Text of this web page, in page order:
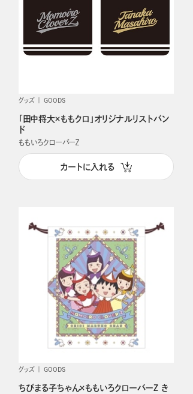
グッズ GOODS
「田中将大×ももクロ」オリジナルリストバン
ド
ももいろクローバーＺ
カートに入れる
グッズ GOODS
ちびまる子ちゃん×ももいろクローバーZ き